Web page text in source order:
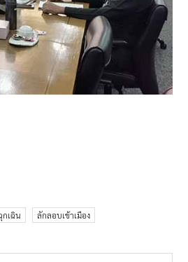
เฉิน ลักลอบเข้าเมือง